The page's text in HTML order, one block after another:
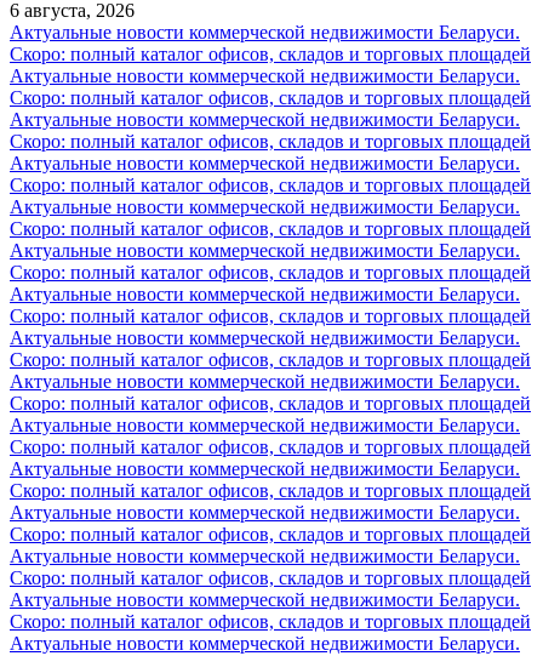
6 августа, 2026
Актуальные новости коммерческой недвижимости Беларуси.
Скоро: полный каталог офисов, складов и торговых площадей
Актуальные новости коммерческой недвижимости Беларуси.
Скоро: полный каталог офисов, складов и торговых площадей
Актуальные новости коммерческой недвижимости Беларуси.
Скоро: полный каталог офисов, складов и торговых площадей
Актуальные новости коммерческой недвижимости Беларуси.
Скоро: полный каталог офисов, складов и торговых площадей
Актуальные новости коммерческой недвижимости Беларуси.
Скоро: полный каталог офисов, складов и торговых площадей
Актуальные новости коммерческой недвижимости Беларуси.
Скоро: полный каталог офисов, складов и торговых площадей
Актуальные новости коммерческой недвижимости Беларуси.
Скоро: полный каталог офисов, складов и торговых площадей
Актуальные новости коммерческой недвижимости Беларуси.
Скоро: полный каталог офисов, складов и торговых площадей
Актуальные новости коммерческой недвижимости Беларуси.
Скоро: полный каталог офисов, складов и торговых площадей
Актуальные новости коммерческой недвижимости Беларуси.
Скоро: полный каталог офисов, складов и торговых площадей
Актуальные новости коммерческой недвижимости Беларуси.
Скоро: полный каталог офисов, складов и торговых площадей
Актуальные новости коммерческой недвижимости Беларуси.
Скоро: полный каталог офисов, складов и торговых площадей
Актуальные новости коммерческой недвижимости Беларуси.
Скоро: полный каталог офисов, складов и торговых площадей
Актуальные новости коммерческой недвижимости Беларуси.
Скоро: полный каталог офисов, складов и торговых площадей
Актуальные новости коммерческой недвижимости Беларуси.